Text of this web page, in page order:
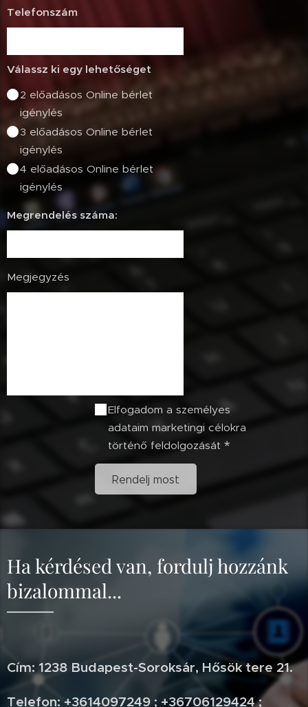
Telefonszám
Válassz ki egy lehetőséget
2 előadásos Online bérlet
igénylés
3 előadásos Online bérlet
igénylés
4 előadásos Online bérlet
igénylés
Megrendelés száma:
Megjegyzés
Elfogadom a személyes
adataim marketingi célokra
történő feldolgozását
Rendelj most
Ha kérdésed van, fordulj hozzánk
bizalommal...
Cím: 1238 Budapest-Soroksár, Hősök tere 21.
Telefon: +3614097249 ; +36706129424 ;